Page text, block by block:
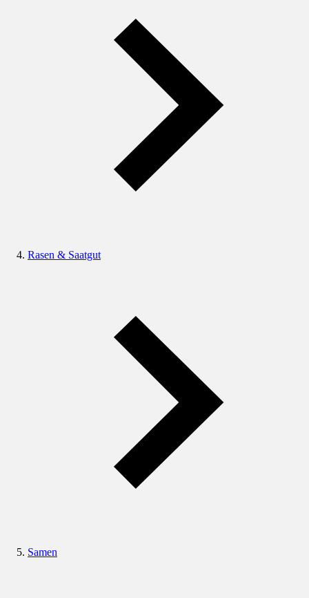
Rasen & Saatgut
Samen